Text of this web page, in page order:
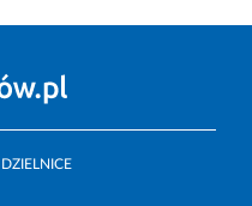
DZIELNICE